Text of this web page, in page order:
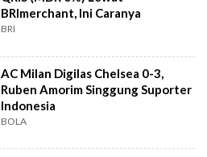
BRImerchant, Ini Caranya
BRI
AC Milan Digilas Chelsea 0-3,
Ruben Amorim Singgung Suporter
Indonesia
BOLA